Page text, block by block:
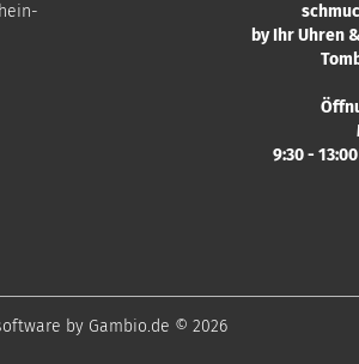
by Ihr Uhren
9:30 -
by Gambio.de © 2026